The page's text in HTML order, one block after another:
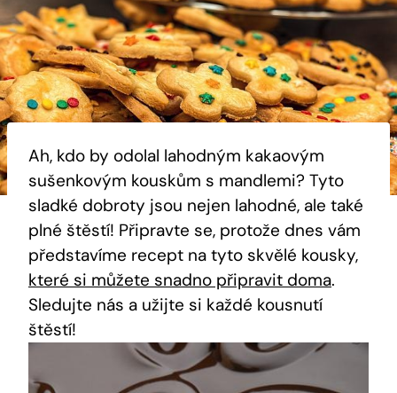
Ah, kdo ‌by odolal lahodným kakaovým
sušenkovým kouskům s mandlemi? Tyto
sladké dobroty ‌jsou nejen‌ lahodné, ale také
plné ⁤štěstí! Připravte se, protože dnes vám
představíme recept na tyto skvělé kousky,
které si můžete snadno připravit doma.
Sledujte nás a užijte si‌ každé kousnutí
štěstí!